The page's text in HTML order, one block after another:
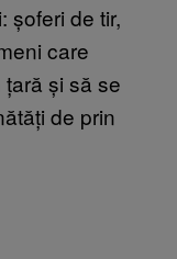
șoferi de tir,
care
și să se
de prin